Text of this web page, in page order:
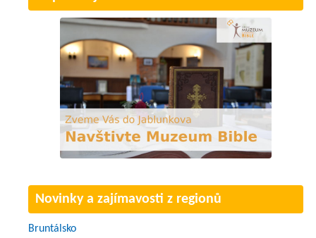
Novinky a zajímavosti z regionů
Bruntálsko